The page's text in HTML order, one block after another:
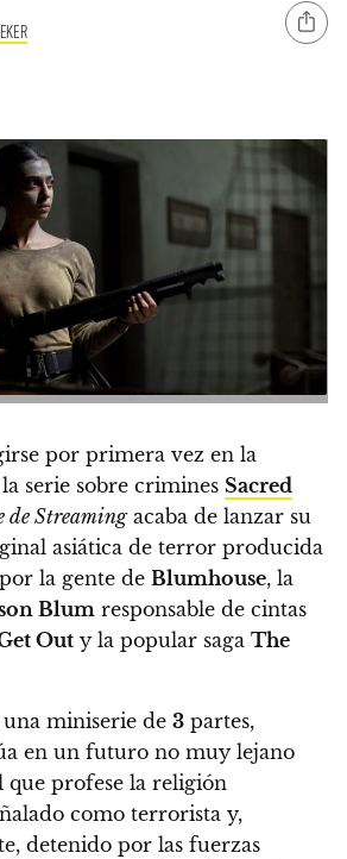
por primera vez en la
serie sobre crimines Sacred
de Streamingacaba de lanzar su
asiática de terror producida
la gente de Blumhouse, la
Blum responsable de cintas
Out y la popular saga The
miniserie de 3 partes,
en un futuro no muy lejano
que profese la religión
como terrorista y,
detenido por las fuerzas